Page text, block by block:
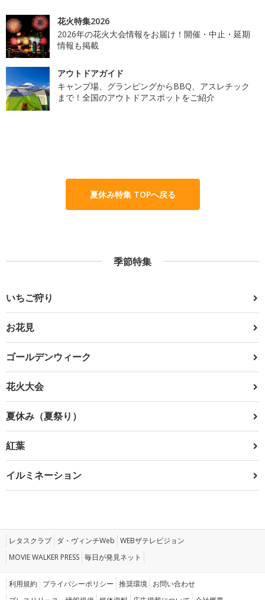
花火特集2026
2026年の花火大会情報をお届け！開催・中止・延期
情報も掲載
アウトドアガイド
キャンプ場、グランピングからBBQ、アスレチック
まで！全国のアウトドアスポットをご紹介
夏休み特集 TOPへ戻る
季節特集
いちご狩り
お花見
ゴールデンウィーク
花火大会
夏休み（夏祭り）
紅葉
イルミネーション
レタスクラブ ダ・ヴィンチWeb WEBザテレビジョン
MOVIE WALKER PRESS 毎日が発見ネット
利用規約 プライバシーポリシー 推奨環境 お問い合わせ